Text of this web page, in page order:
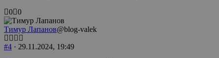
Голосуйте
-
палец
вниз.
0 Голосуйте
-
палец
вверх.
0
Тимур Лапанов@blog-valek
#4 · 29.11.2024, 19:49